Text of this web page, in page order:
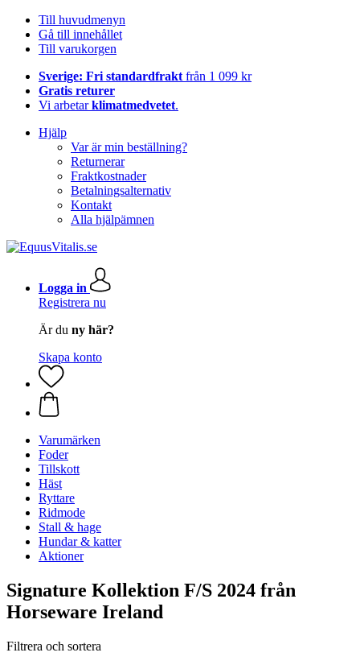
Till huvudmenyn
Gå till innehållet
Till varukorgen
Sverige: Fri standardfrakt från 1 099 kr
Gratis returer
Vi arbetarklimatmedvetet.
Hjälp
Var är min beställning?
Returnerar
Fraktkostnader
Betalningsalternativ
Kontakt
Alla hjälpämnen
Logga in
Registrera nu
Är du ny här?
Skapa konto
Varumärken
Foder
Tillskott
Häst
Ryttare
Ridmode
Stall & hage
Hundar & katter
Aktioner
Signature Kollektion F/S 2024 från
Horseware Ireland
Filtrera och sortera